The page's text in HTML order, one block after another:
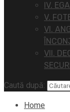
IV.
V.
VI.
VII.
Caută după:
Home